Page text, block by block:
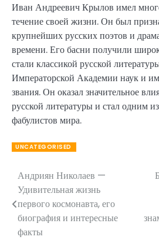
Иван Андреевич Крылов имел
течение своей жизни. Он был
крупнейших русских поэтов и
времени. Его басни получили
стали классикой русской
Императорской Академии наук и
звания. Он оказал значительное
русской литературы и стал одним
фабулистов мира.
UNCATEGORISED
Навигация
по
записям
Андриян Николаев —
Удивительная жизнь
первого космонавта, его
биография и интересные
факты